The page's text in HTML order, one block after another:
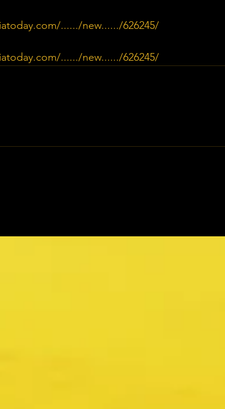
....../new....../626245/
....../new....../626245/